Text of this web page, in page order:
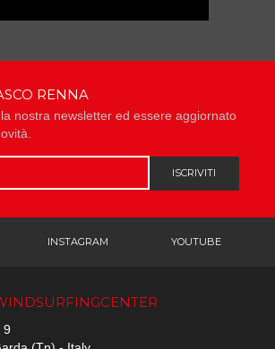
RENNA
nostra newsletter ed essere aggiornato
ISCRIVITI
INSTAGRAM YOUTUBE
9